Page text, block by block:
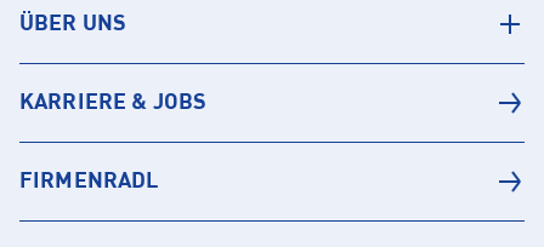
ÜBER UNS
KARRIERE & JOBS
FIRMENRADL